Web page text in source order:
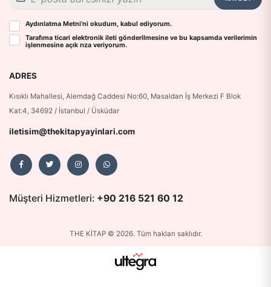
Aydınlatma Metni’ni okudum, kabul ediyorum.
Tarafıma ticari elektronik ileti gönderilmesine ve bu kapsamda verilerimin
işlenmesine açık rıza veriyorum.
ADRES
Kısıklı Mahallesi, Alemdağ Caddesi No:60, Masaldan İş Merkezi F Blok
Kat:4, 34692 / İstanbul / Üsküdar
iletisim@thekitapyayinlari.com
Müşteri Hizmetleri: +90 216 521 60 12
THE KİTAP © 2026. Tüm hakları saklıdır.